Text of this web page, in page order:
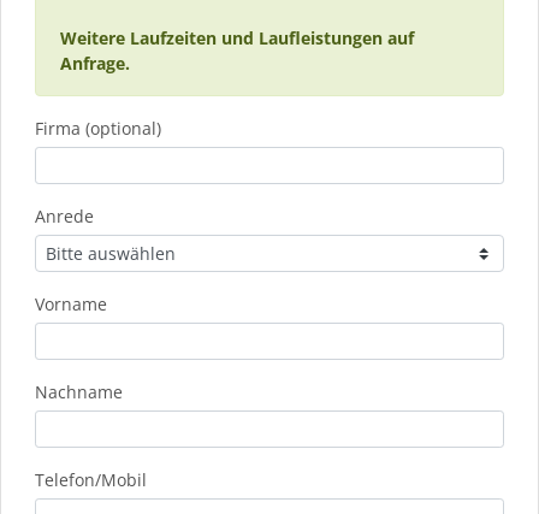
Weitere Laufzeiten und Laufleistungen auf
Anfrage.
Firma (optional)
Anrede
Vorname
Nachname
Telefon/Mobil